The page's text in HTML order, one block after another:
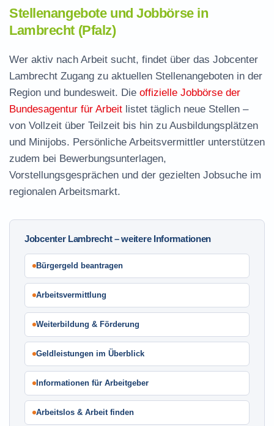
Stellenangebote und Jobbörse in
Lambrecht (Pfalz)
Wer aktiv nach Arbeit sucht, findet über das Jobcenter
Lambrecht Zugang zu aktuellen Stellenangeboten in der
Region und bundesweit. Die offizielle Jobbörse der
Bundesagentur für Arbeit listet täglich neue Stellen –
von Vollzeit über Teilzeit bis hin zu Ausbildungsplätzen
und Minijobs. Persönliche Arbeitsvermittler unterstützen
zudem bei Bewerbungsunterlagen,
Vorstellungsgesprächen und der gezielten Jobsuche im
regionalen Arbeitsmarkt.
Jobcenter Lambrecht – weitere Informationen
Bürgergeld beantragen
Arbeitsvermittlung
Weiterbildung & Förderung
Geldleistungen im Überblick
Informationen für Arbeitgeber
Arbeitslos & Arbeit finden